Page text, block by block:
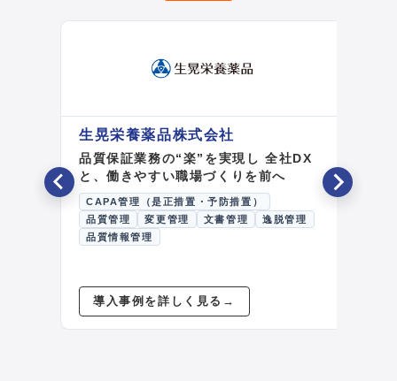
生晃栄養薬品株式会社
品質保証業務の“楽”を実現し 全社DX
と、働きやすい職場づくりを前へ
CAPA管理（是正措置・予防措置）
品質管理
変更管理 文書管理
逸脱管理
品質情報管理
導入事例を詳しく見る →